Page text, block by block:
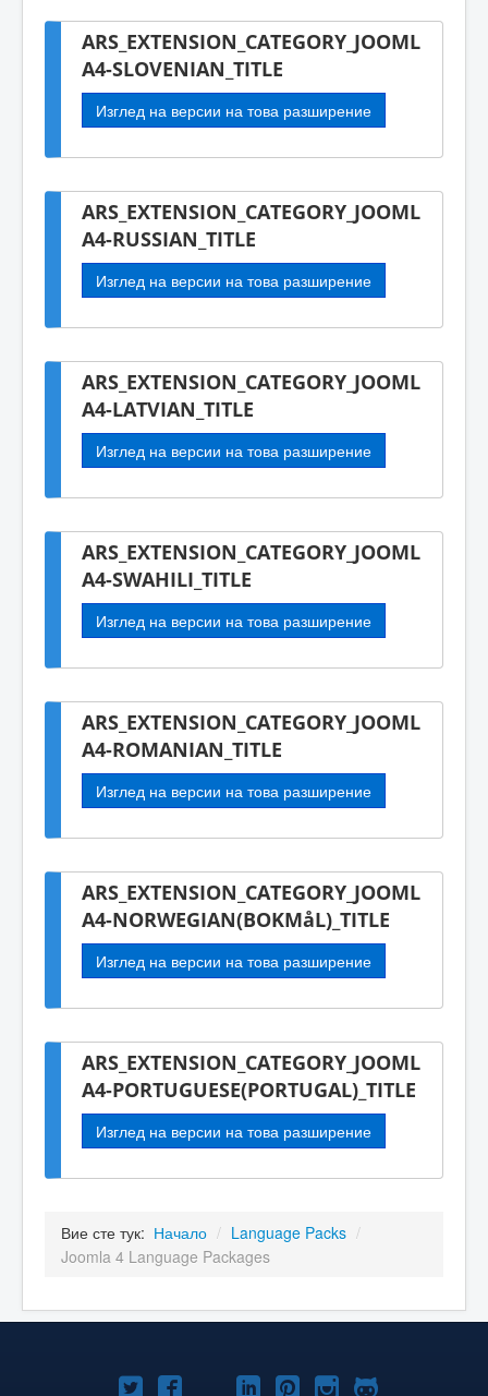
ARS_EXTENSION_CATEGORY_JOOML
A4-SLOVENIAN_TITLE
Изглед на версии на това разширение
ARS_EXTENSION_CATEGORY_JOOML
A4-RUSSIAN_TITLE
Изглед на версии на това разширение
ARS_EXTENSION_CATEGORY_JOOML
A4-LATVIAN_TITLE
Изглед на версии на това разширение
ARS_EXTENSION_CATEGORY_JOOML
A4-SWAHILI_TITLE
Изглед на версии на това разширение
ARS_EXTENSION_CATEGORY_JOOML
A4-ROMANIAN_TITLE
Изглед на версии на това разширение
ARS_EXTENSION_CATEGORY_JOOML
A4-NORWEGIAN(BOKMåL)_TITLE
Изглед на версии на това разширение
ARS_EXTENSION_CATEGORY_JOOML
A4-PORTUGUESE(PORTUGAL)_TITLE
Изглед на версии на това разширение
Вие сте тук: Начало / Language Packs /
Joomla 4 Language Packages
Joomla!Joomla!Joomla!
Joomla!Joomla!
Joomla!Joomla!